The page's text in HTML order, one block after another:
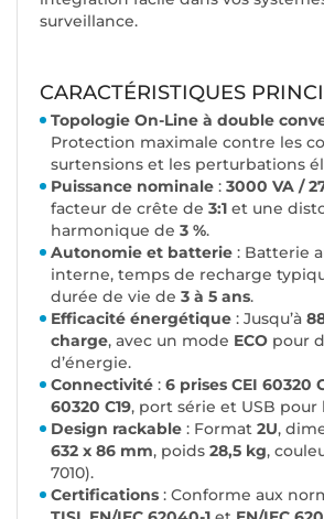
surveillance.
CARACTÉRISTIQUES
Topologie On-Line à double
Protection maximale contre les
surtensions et les perturbations
Puissance nominale : 3000 VA /
facteur de crête de 3:1 et une
harmonique de 3 %.
Autonomie et batterie : Batterie
interne, temps de recharge
durée de vie de 3 à 5 ans.
Efficacité énergétique : Jusqu’à
charge, avec un mode ECO pour
d’énergie.
Connectivité : 6 prises CEI 60320
60320 C19, port série et USB pour
Design rackable : Format 2U,
632 x 86 mm, poids 28,5 kg,
7010).
Certifications : Conforme aux